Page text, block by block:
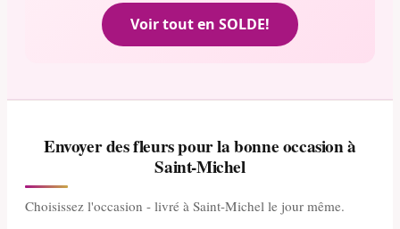
Voir tout en SOLDE!
Envoyer des fleurs pour la bonne occasion à
Saint-Michel
Choisissez l'occasion - livré à Saint-Michel le jour même.